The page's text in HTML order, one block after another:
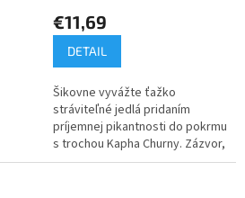
€11,69
DETAIL
Šikovne vyvážte ťažko
stráviteľné jedlá pridaním
príjemnej pikantnosti do pokrmu
s trochou Kapha Churny. Zázvor,
koriander, čierne korenie,